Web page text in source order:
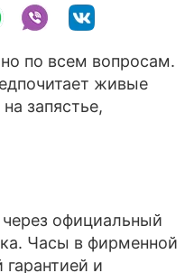
по всем вопросам.
живые
запястье,
официальный
Часы в фирменной
и